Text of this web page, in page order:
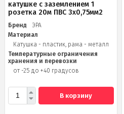
катушке c заземлением 1
розетка 20м ПВС 3х0,75мм2
Бренд
ЭРА
Материал
Катушка - пластик, рама - металл
Температурные ограничения
хранения и перевозки
от -25 до +40 градусов
В корзину